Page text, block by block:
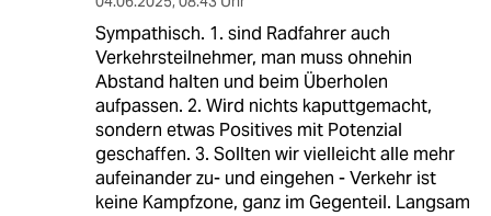
Sympathisch. 1. sind Radfahrer auch
Verkehrsteilnehmer, man muss ohnehin
Abstand halten und beim Überholen
aufpassen. 2. Wird nichts kaputtgemacht,
sondern etwas Positives mit Potenzial
geschaffen. 3. Sollten wir vielleicht alle mehr
aufeinander zu- und eingehen - Verkehr ist
keine Kampfzone, ganz im Gegenteil. Langsam